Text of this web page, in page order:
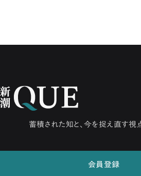
蓄積された知と、今を捉え直す視
会員登録